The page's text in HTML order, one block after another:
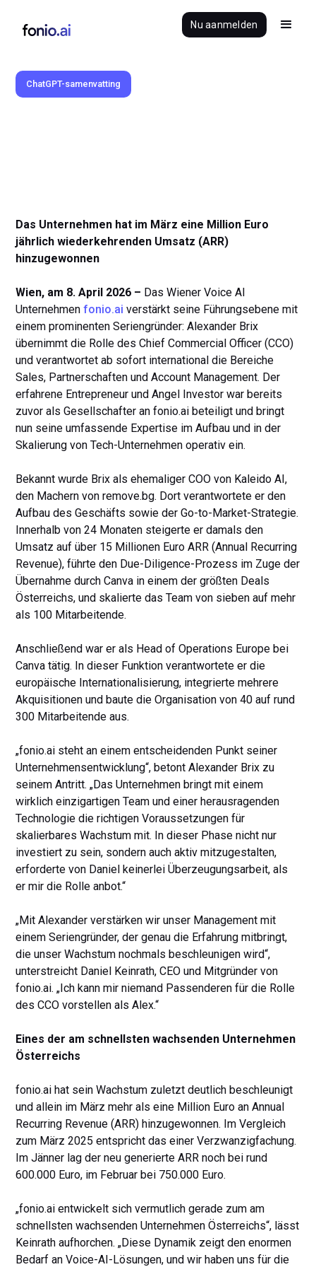
Nu aanmelden
ChatGPT-samenvatting
Das Unternehmen hat im März eine Million Euro
jährlich wiederkehrenden Umsatz (ARR)
hinzugewonnen
Wien, am 8. April 2026 – Das Wiener Voice AI
Unternehmenfonio.ai verstärkt seine Führungsebene mit
einem prominenten Seriengründer: Alexander Brix
übernimmt die Rolle des Chief Commercial Officer (CCO)
und verantwortet ab sofort international die Bereiche
Sales, Partnerschaften und Account Management. Der
erfahrene Entrepreneur und Angel Investor war bereits
zuvor als Gesellschafter an fonio.ai beteiligt und bringt
nun seine umfassende Expertise im Aufbau und in der
Skalierung von Tech-Unternehmen operativ ein.
Bekannt wurde Brix als ehemaliger COO von Kaleido AI,
den Machern von remove.bg. Dort verantwortete er den
Aufbau des Geschäfts sowie der Go-to-Market-Strategie.
Innerhalb von 24 Monaten steigerte er damals den
Umsatz auf über 15 Millionen Euro ARR (Annual Recurring
Revenue), führte den Due-Diligence-Prozess im Zuge der
Übernahme durch Canva in einem der größten Deals
Österreichs, und skalierte das Team von sieben auf mehr
als 100 Mitarbeitende.
Anschließend war er als Head of Operations Europe bei
Canva tätig. In dieser Funktion verantwortete er die
europäische Internationalisierung, integrierte mehrere
Akquisitionen und baute die Organisation von 40 auf rund
300 Mitarbeitende aus.
„fonio.ai steht an einem entscheidenden Punkt seiner
Unternehmensentwicklung“, betont Alexander Brix zu
seinem Antritt. „Das Unternehmen bringt mit einem
wirklich einzigartigen Team und einer herausragenden
Technologie die richtigen Voraussetzungen für
skalierbares Wachstum mit. In dieser Phase nicht nur
investiert zu sein, sondern auch aktiv mitzugestalten,
erforderte von Daniel keinerlei Überzeugungsarbeit, als
er mir die Rolle anbot.“
„Mit Alexander verstärken wir unser Management mit
einem Seriengründer, der genau die Erfahrung mitbringt,
die unser Wachstum nochmals beschleunigen wird“,
unterstreicht Daniel Keinrath, CEO und Mitgründer von
fonio.ai. „Ich kann mir niemand Passenderen für die Rolle
des CCO vorstellen als Alex.“
Eines der am schnellsten wachsenden Unternehmen
Österreichs
fonio.ai hat sein Wachstum zuletzt deutlich beschleunigt
und allein im März mehr als eine Million Euro an Annual
Recurring Revenue (ARR) hinzugewonnen. Im Vergleich
zum März 2025 entspricht das einer Verzwanzigfachung.
Im Jänner lag der neu generierte ARR noch bei rund
600.000 Euro, im Februar bei 750.000 Euro.
„fonio.ai entwickelt sich vermutlich gerade zum am
schnellsten wachsenden Unternehmen Österreichs“, lässt
Keinrath aufhorchen. „Diese Dynamik zeigt den enormen
Bedarf an Voice-AI-Lösungen, und wir haben uns für die